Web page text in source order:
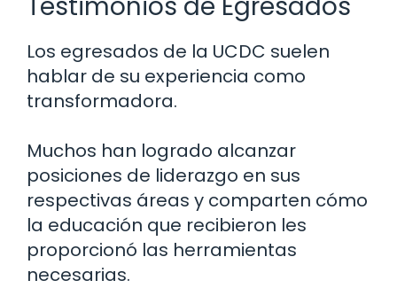
Los egresados de la UCDC suelen
hablar de su experiencia como
transformadora.
Muchos han logrado alcanzar
posiciones de liderazgo en sus
respectivas áreas y comparten cómo
la educación que recibieron les
proporcionó las herramientas
necesarias.